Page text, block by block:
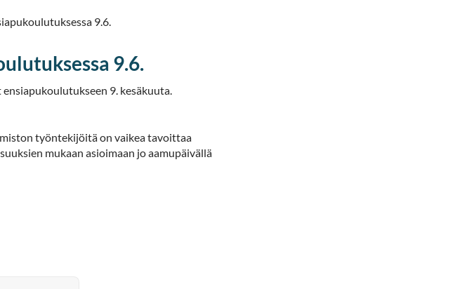
9.6.
9.6.
9. kesäkuuta.
työntekijöitä on vaikea tavoittaa
mukaan asioimaan jo aamupäivällä